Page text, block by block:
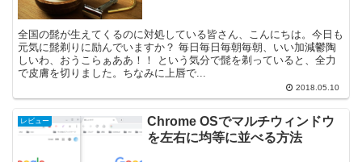
全国の髭が生えてくるのに対処している皆さん、こんにちは。今日も
元気に髭剃りに励んでいますか？ 毎日毎日毎朝毎朝、いい加減鬱陶
しいわ、おうこらぁああ！！ という気分で髭を剃っていると、全力
で皮膚を切りました。ちなみに上唇で...
2018.05.10
レビュー
Chrome OSでマルチウィンドウ
を左右に均等に並べる方法